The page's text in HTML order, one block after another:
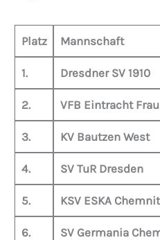
Platz Mannschaft
1. Dresdner SV 1910
2. VFB Eintracht
3. KV Bautzen West
4. SV TuR Dresden
5. KSV ESKA
6. SV Germania